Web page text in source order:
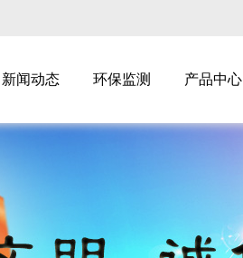
新闻动态 环保监测 产品中心